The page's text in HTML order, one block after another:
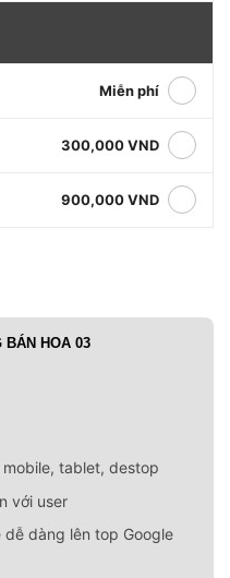
Miễn phí
300,000 VND
900,000 VND
BÁN HOA 03
tablet, destop
với user
dễ dàng lên top Google